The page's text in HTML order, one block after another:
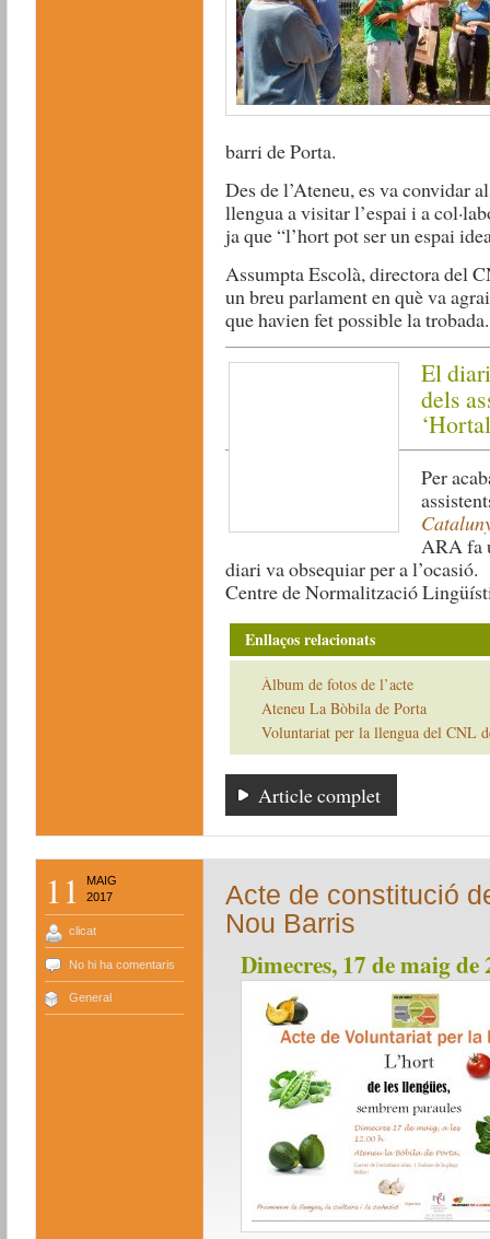
barri de Porta.
Des de l’Ateneu, es va convidar
llengua a visitar l’espai i a
ja que “l’hort pot ser un espai
Assumpta Escolà, directora del
un breu parlament en què va
que havien fet possible la trobada.
El
dels
Per
ARA fa
diari va obsequiar per a l’ocasió.
Centre de Normalització
Enllaços relacionats
Àlbum de fotos de l’acte
Ateneu La Bòbila de Porta
Voluntariat per la llengua del CNL
Article complet
11
MAIG
2017
clicat
No hi ha comentaris
General
Acte de constitució
Nou Barris
Dimecres, 17 de maig de